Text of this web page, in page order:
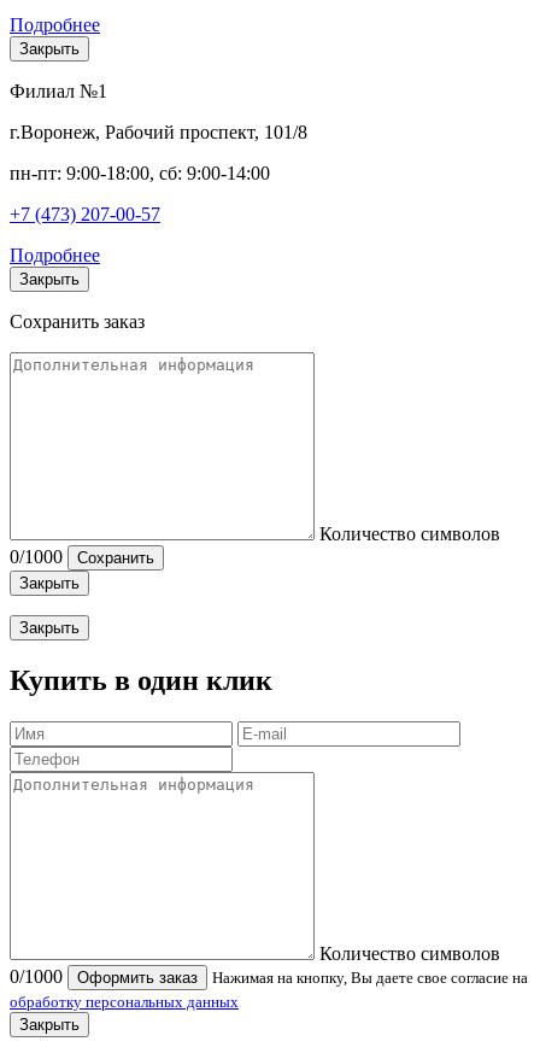
Подробнее
Закрыть
Филиал №1
г.Воронеж, Рабочий проспект, 101/8
пн-пт: 9:00-18:00, сб: 9:00-14:00
+7 (473) 207-00-57
Подробнее
Закрыть
Сохранить заказ
Количество символов
0/1000
Сохранить
Закрыть
Закрыть
Купить в один клик
Количество символов
0/1000 Оформить заказ
Нажимая на кнопку, Вы даете свое согласие на
обработку персональных данных
Закрыть